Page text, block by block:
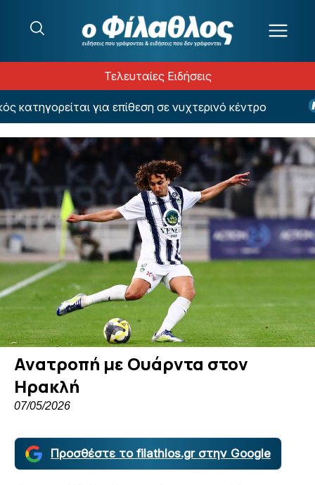
Τελευταίες Ειδήσεις
για επίθεση σε νυχτερινό κέντρο
Ανατροπή με Ουάρντα στον
Ηρακλή
07/05/2026
Προσθέστε το filathlos.gr στην Google